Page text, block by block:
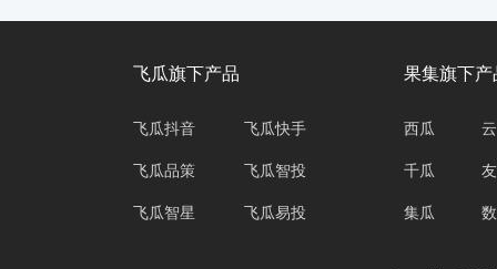
飞瓜旗下产品
飞瓜抖音
飞瓜品策
飞瓜智星
飞瓜快手
飞瓜智投
飞瓜易投
果集旗下产
西瓜
千瓜
集瓜